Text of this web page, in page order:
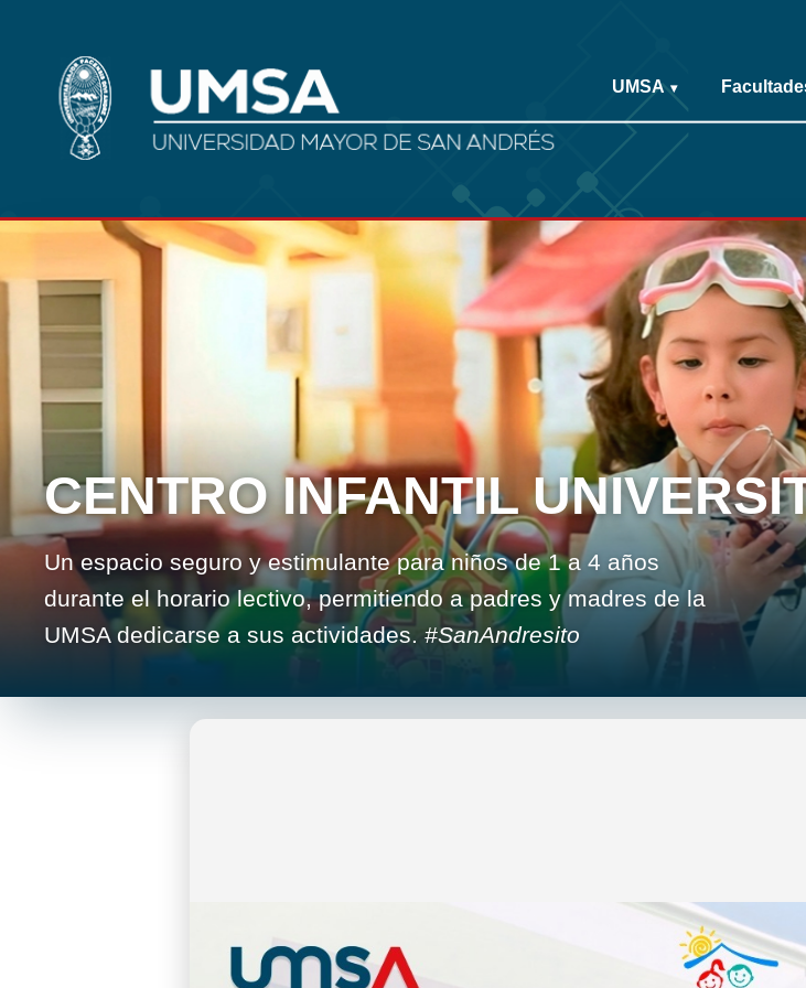
UMSA ▾
CENTRO INFANTIL
Un espacio seguro y estimulante para niños de 1 a 4 años
durante el horario lectivo, permitiendo a padres y madres de la
UMSA dedicarse a sus actividades. #SanAndresito